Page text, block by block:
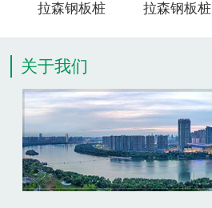
拉森钢板桩 拉森钢板桩
关于我们